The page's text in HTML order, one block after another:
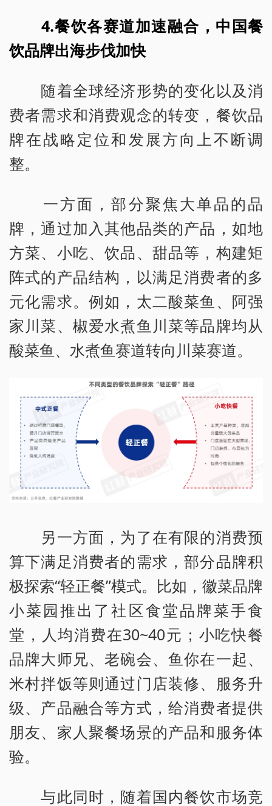
4.餐饮各赛道加速融合，中国餐
饮品牌出海步伐加快
随着全球经济形势的变化以及消
费者需求和消费观念的转变，餐饮品
牌在战略定位和发展方向上不断调
整。
一方面，部分聚焦大单品的品
牌，通过加入其他品类的产品，如地
方菜、小吃、饮品、甜品等，构建矩
阵式的产品结构，以满足消费者的多
元化需求。例如，太二酸菜鱼、阿强
家川菜、椒爱水煮鱼川菜等品牌均从
酸菜鱼、水煮鱼赛道转向川菜赛道。
另一方面，为了在有限的消费预
算下满足消费者的需求，部分品牌积
极探索“轻正餐”模式。比如，徽菜品牌
小菜园推出了社区食堂品牌菜手食
堂，人均消费在30~40元；小吃快餐
品牌大师兄、老碗会、鱼你在一起、
米村拌饭等则通过门店装修、服务升
级、产品融合等方式，给消费者提供
朋友、家人聚餐场景的产品和服务体
验。
与此同时，随着国内餐饮市场竞